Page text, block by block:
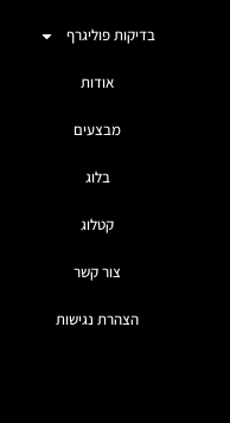
בדיקות פוליגרף
אודות
מבצעים
בלוג
קטלוג
צור קשר
הצהרת נגישות